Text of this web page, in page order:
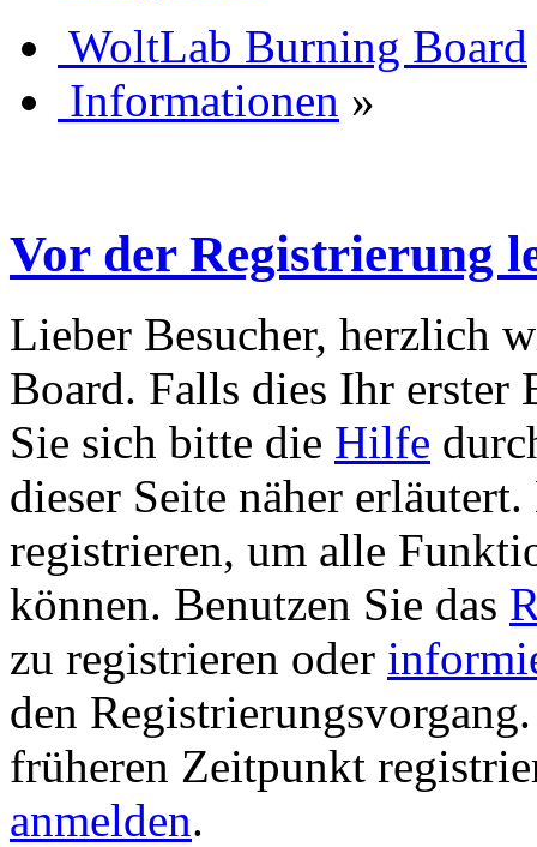
WoltLab Burning Board
Informationen »
Vor der Registrierung
Lieber Besucher, herzlich
Board. Falls dies Ihr erster
Sie sich bitte die Hilfe
dieser Seite näher
registrieren, um alle
können. Benutzen Sie das
zu registrieren oder
den
früheren Zeitpunkt
anmelden.